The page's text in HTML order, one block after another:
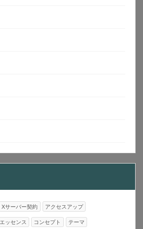
Xサーバー契約 アクセスアップ
エッセンス コンセプト テーマ